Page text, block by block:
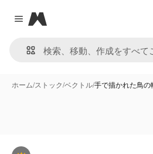
Close menu
Magnific
ホーム/ストック/ベクトル/手で描かれた鳥の